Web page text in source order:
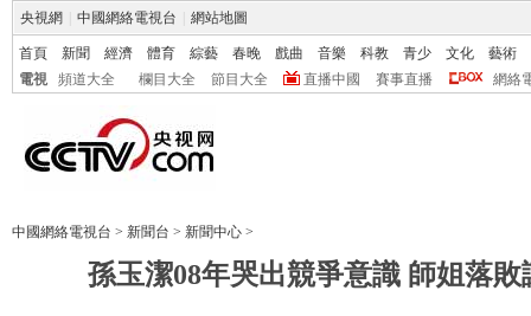
央視網 中國網絡電視台 網站地圖
首頁 新聞 經濟 體育 綜藝 春晚 戲曲 音樂 科教 青少 文化
藝術
電視
頻道大全 欄目大全 節目大全 直播中國 賽事直播 網絡
中國網絡電視台 > 新聞台 > 新聞中心 >
孫玉潔08年哭出競爭意識 師姐落